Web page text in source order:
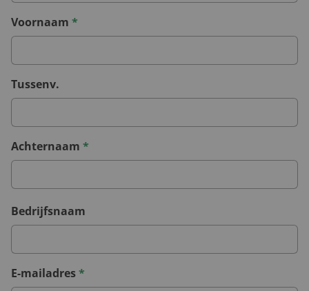
Voornaam *
Tussenv.
Achternaam *
Bedrijfsnaam
E-mailadres*